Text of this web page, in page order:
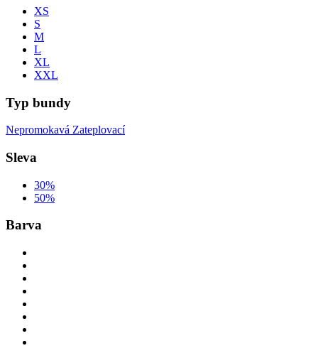
XS
S
M
L
XL
XXL
Typ bundy
Nepromokavá Zateplovací
Sleva
30%
50%
Barva